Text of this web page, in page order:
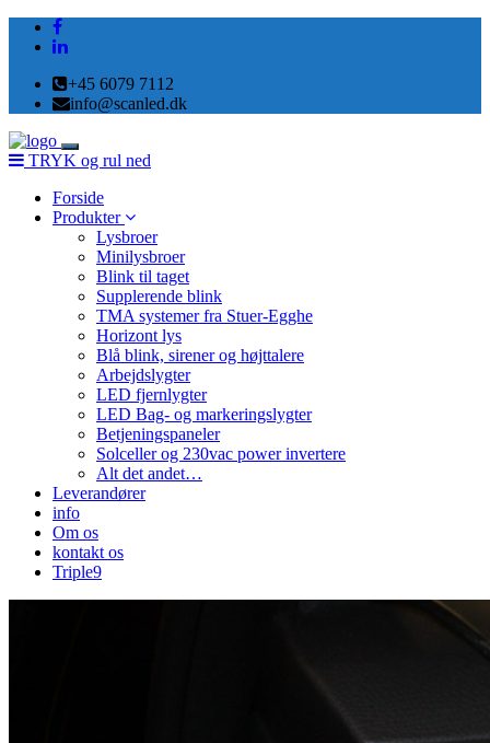
+45 6079 7112
info@scanled.dk
Toggle
navigation
TRYK og rul ned
Forside
Produkter
Lysbroer
Minilysbroer
Blink til taget
Supplerende blink
TMA systemer fra Stuer-Egghe
Horizont lys
Blå blink, sirener og højttalere
Arbejdslygter
LED fjernlygter
LED Bag- og markeringslygter
Betjeningspaneler
Solceller og 230vac power invertere
Alt det andet…
Leverandører
info
Om os
kontakt os
Triple9